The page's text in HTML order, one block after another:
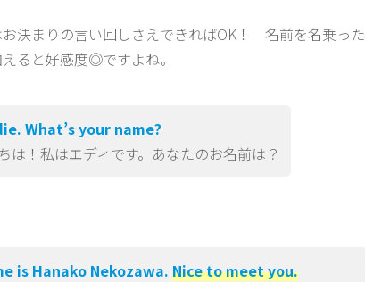
決まりの言い回しさえできればOK！ 名前を名乗っ
ると好感度◎ですよね。
What’s your name?
は！私はエディです。あなたのお名前は？
is Hanako Nekozawa. Nice to meet you.